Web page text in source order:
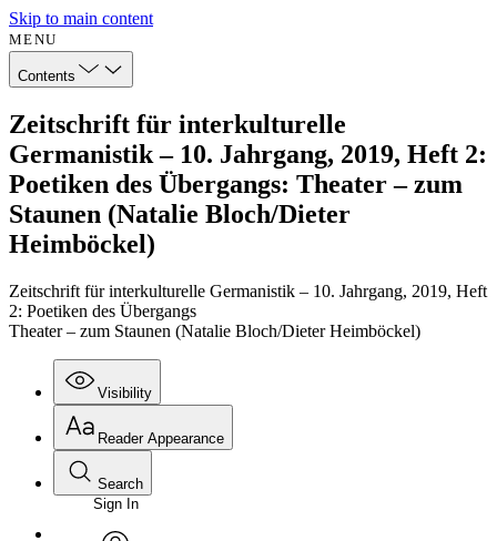
Skip to main content
MENU
Contents
Zeitschrift für interkulturelle
Germanistik – 10. Jahrgang, 2019, Heft 2:
Poetiken des Übergangs: Theater – zum
Staunen (Natalie Bloch/Dieter
Heimböckel)
Zeitschrift für interkulturelle Germanistik – 10. Jahrgang, 2019, Heft
2: Poetiken des Übergangs
Theater – zum Staunen (Natalie Bloch/Dieter Heimböckel)
Visibility
Reader Appearance
Search
Sign In